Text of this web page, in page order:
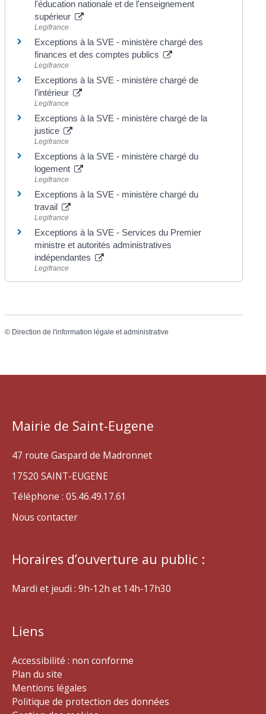
l'éducation nationale et de l'enseignement
supérieur
Legifrance
Exceptions à la SVE - ministère chargé des
finances et des comptes publics
Legifrance
Exceptions à la SVE - ministère chargé de
l'intérieur
Legifrance
Exceptions à la SVE - ministère chargé de la
justice
Legifrance
Exceptions à la SVE - ministère chargé du
logement
Legifrance
Exceptions à la SVE - ministère chargé du
travail
Legifrance
Exceptions à la SVE - Services du Premier
ministre et autorités administratives
indépendantes
Legifrance
© Direction de l'information légale et administrative
Mairie de Saint-Eugene
47 route Gaspard de Madronnet
17520 SAINT-EUGENE
Téléphone : 05.46.49.17.61
Nous contacter
Horaires d’ouverture au public :
Mardi et jeudi : 9h-12h et 14h-17h30
Liens
Accessibilité : non conforme
Plan du site
Mentions légales
Politique de protection des données